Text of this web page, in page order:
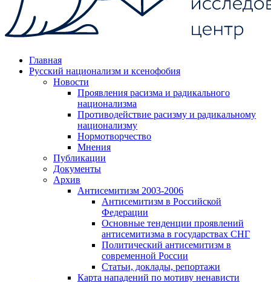
Главная
Русский национализм и ксенофобия
Новости
Проявления расизма и радикального
национализма
Противодействие расизму и радикальному
национализму
Нормотворчество
Мнения
Публикации
Документы
Архив
Антисемитизм 2003-2006
Антисемитизм в Российской
Федерации
Основные тенденции проявлений
антисемитизма в государствах СНГ
Политический антисемитизм в
современной России
Статьи, доклады, репортажи
Карта нападений по мотиву ненависти